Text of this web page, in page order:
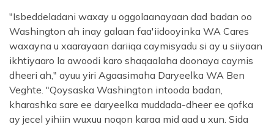
"Isbeddeladani waxay u oggolaanayaan dad badan oo
Washington ah inay galaan faa'iidooyinka WA Cares
waxayna u xaarayaan dariiqa caymisyadu si ay u siiyaan
ikhtiyaaro la awoodi karo shaqaalaha doonaya caymis
dheeri ah," ayuu yiri Agaasimaha Daryeelka WA Ben
Veghte. "Qoysaska Washington intooda badan,
kharashka sare ee daryeelka muddada-dheer ee qofka
ay jecel yihiin wuxuu noqon karaa mid aad u xun. Sida